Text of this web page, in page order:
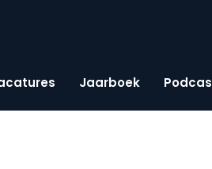
Jaarboek